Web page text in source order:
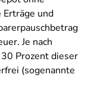
und
Je nach
Prozent dieser
(sogenannte